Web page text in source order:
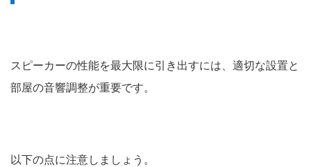
スピーカーの性能を最大限に引き出すには、適切な設置と
部屋の音響調整が重要です。
以下の点に注意しましょう。